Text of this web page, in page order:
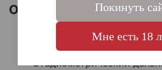
Особенности:
Тепловизионный сенсор
Большой германиевый
Стадиометрический
Покинуть
Мне есть 18